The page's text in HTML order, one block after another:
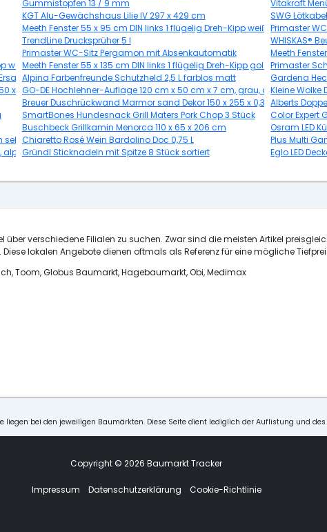
Gummistopfen 13 / 9 mm
Vitakraft
KGT Alu-Gewächshaus Lilie IV 297 x 429 cm
SWG
Meeth Fenster 55 x 95 cm DIN links 1 flügelig Dreh-Kipp weiß Primaster
TrendLine Drucksprüher 5 l
WHISKAS®
Primaster WC-Sitz Pergamon mit Absenkautomatik
Meeth
weiß/ titan
Meeth Fenster 55 x 135 cm DIN links 1 flügelig Dreh-Kipp golden Oak
Primaster
Alpina Farbenfreunde Schutzheld 2,5 L farblos matt
Gardena
x 12 mm
GO-DE Hochlehner-Auflage 120 cm x 50 cm x 7 cm, grau, anthrazit
Kleine Wolke
Breuer Duschrückwand Marmor sand Dekor 150 x 255 x 0,3 cmAlberts
SmartBones Hundesnack Grill Maters Pork Chop 3 Stück
Color Expert
Buschbeck Grillkamin Menorca 110 x 65 x 206 cm
Osram LED
selbstklebend
Chiaretto Rosé Wein Bardolino Doc 0,75 L
Plus Multi
20 EUCB-914
Gründl Sticknadeln mit Spitze 8 Stück sortiert
Eglo LED
verschiedene Filialen zu suchen. Zwar sind die meisten Artikel
lokalen Angebote dienen oftmals als Referenz für eine mögliche
Toom, Globus Baumarkt, Hagebaumarkt, Obi, Medimax
liegen bei den jeweiligen Baumärkten. Diese Seite dient lediglich der Auflistung und des
Copyright © 2026 Baumarkt Tracker
Impressum Datenschutzerklärung Cookie-Richtlinie